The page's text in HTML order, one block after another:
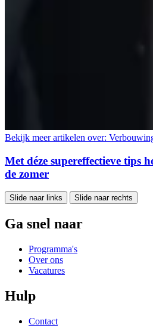
Bekijk meer artikelen over:
Met déze supereffectieve tips
de zomer
Slide naar links Slide naar rechts
Ga snel naar
Programma's
Over ons
Vacatures
Hulp
Contact